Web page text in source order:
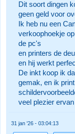
Dit soort dingen
geen geld voor
Ik heb nu een
verkoophoekje
de pc's
en printers de
en hij werkt
De inkt koop ik
gemak, en ik
veel plezier
31 jan '26 - 03:04:13